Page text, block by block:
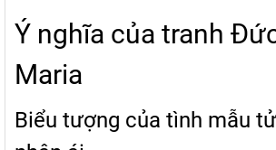
Ý nghĩa của tranh
Maria
Biểu tượng của tình mẫu